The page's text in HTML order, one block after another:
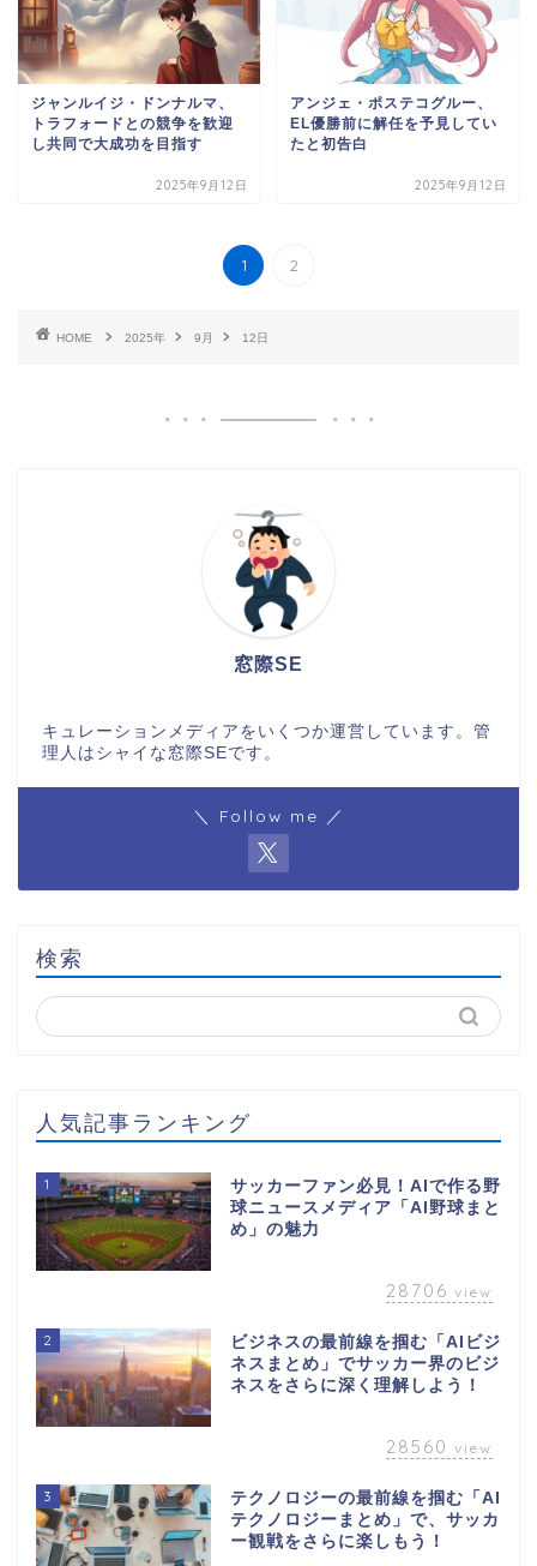
ジャンルイジ・ドンナルマ、
トラフォードとの競争を歓迎
し共同で大成功を目指す
2025年9月12日
アンジェ・ポステコグルー、
EL優勝前に解任を予見してい
たと初告白
2025年9月12日
1 2
HOME 2025年 9月 12日
窓際SE
キュレーションメディアをいくつか運営しています。管
理人はシャイな窓際SEです。
＼ Follow me ／
検索
人気記事ランキング
1
サッカーファン必見！AIで作る野
球ニュースメディア「AI野球まと
め」の魅力
28706 view
2
ビジネスの最前線を掴む「AIビジ
ネスまとめ」でサッカー界のビジ
ネスをさらに深く理解しよう！
28560 view
3
テクノロジーの最前線を掴む「AI
テクノロジーまとめ」で、サッカ
ー観戦をさらに楽しもう！